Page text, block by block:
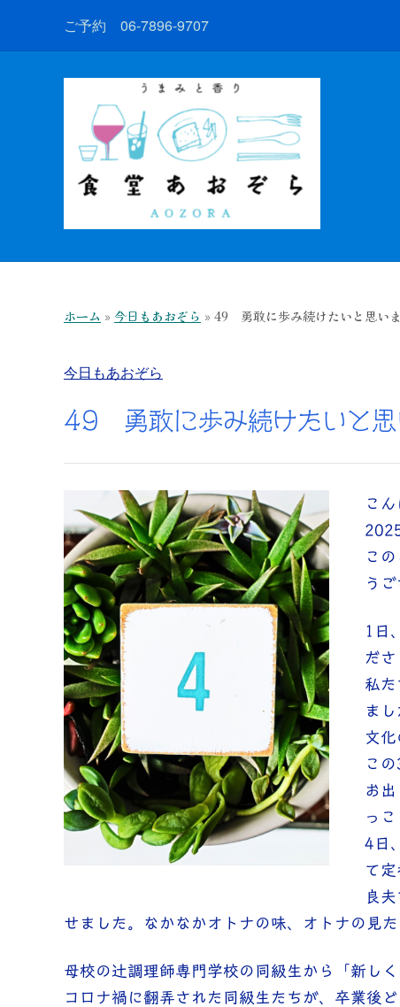
ご予約 06-7896-9707
ホーム » 今日もあおぞら » 49 勇敢に歩み続けたいと思いま
今日もあおぞら
49 勇敢に歩み続けたいと思
こ
こ
うご
1日
だ
私
ま
文化
こ
お
っ
4日
て
良
せました。なかなかオトナの味、オトナの見
母校の辻調理師専門学校の同級生から「新し
コロナ禍に翻弄された同級生たちが、卒業後